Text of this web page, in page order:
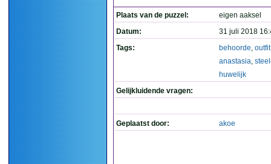
Plaats van de puzzel:
eigen aaksel
Datum:
31 juli 2018
Tags:
behoorde, outfit
anastasia,
huwelijk
Gelijkluidende vragen:
Geplaatst door: akoe